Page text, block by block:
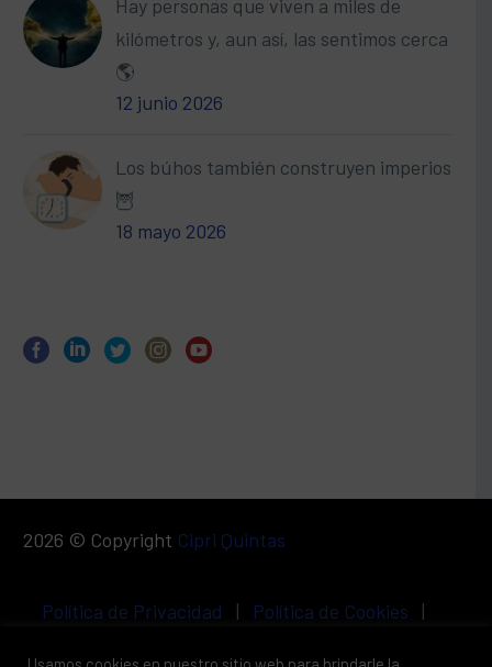
Hay personas que viven a miles de
kilómetros y, aun así, las sentimos cerca
🌎
12 junio 2026
Los búhos también construyen imperios
🦉
18 mayo 2026
2026 © Copyright Cipri Quintas
Política de Privacidad | Política de Cookies |